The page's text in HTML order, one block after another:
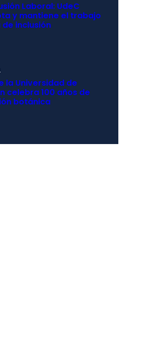
Laboral: UdeC
y mantiene el trabajo
inclusión
la Universidad de
celebra 100 años de
botánica